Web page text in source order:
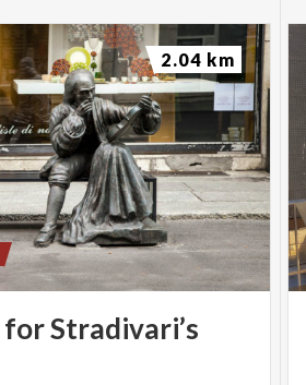
forStradivari’s
2.04 km